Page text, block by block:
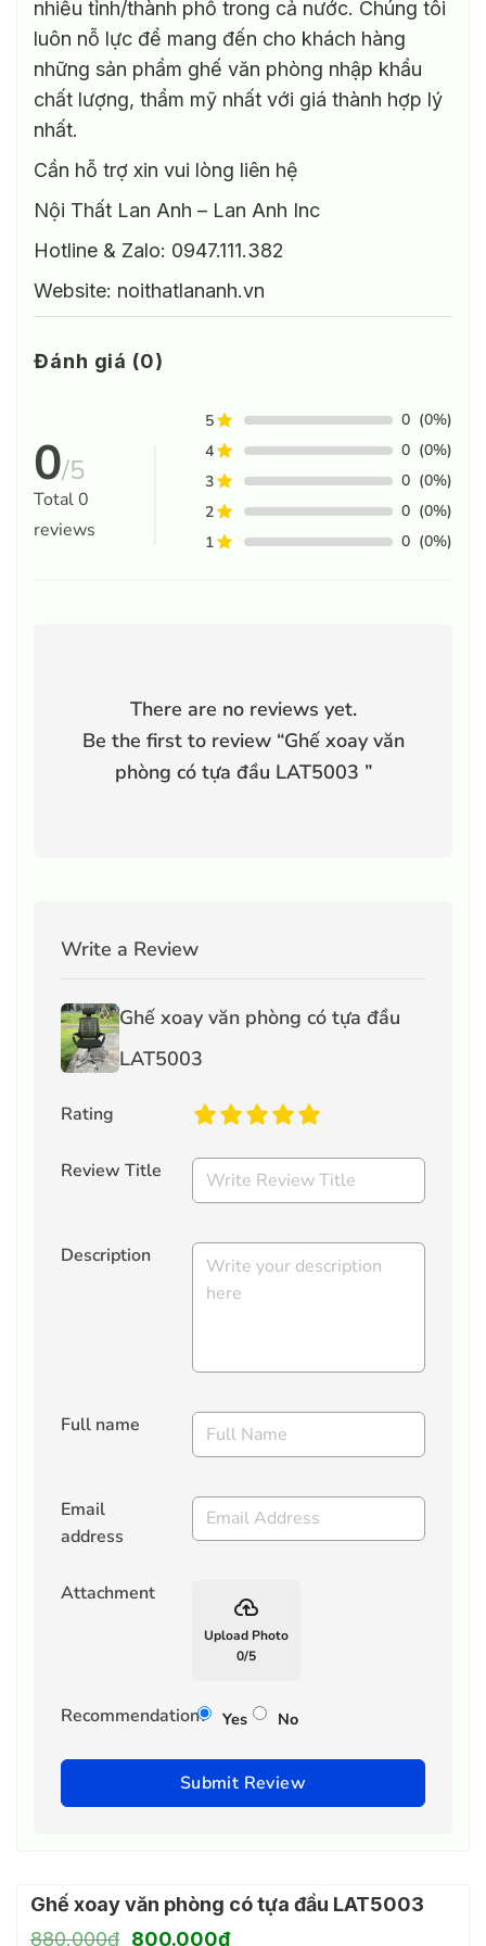
nhiều tỉnh/thành phố trong cả nước. Chúng tôi
luôn nỗ lực để mang đến cho khách hàng
những sản phẩm ghế văn phòng nhập khẩu
chất lượng, thẩm mỹ nhất với giá thành hợp lý
nhất.
Cần hỗ trợ xin vui lòng liên hệ
Nội Thất Lan Anh – Lan Anh Inc
Hotline & Zalo: 0947.111.382
Website: noithatlananh.vn
Đánh giá (0)
0/5
Total0
reviews
5 0 (0%)
4
0 (0%)
3
0 (0%)
2
0 (0%)
1
0 (0%)
There are no reviews yet.
Be the first to review “Ghế xoay văn
phòng có tựa đầu LAT5003 ”
Write a Review
Ghế xoay văn phòng có tựa đầu
LAT5003
Rating
Review Title
Description
Full name
Email
address
Attachment backup
Upload Photo
0/5
Recommendation? Yes No
Submit Review
Ghế xoay văn phòng có tựa đầu LAT5003
880.000₫ Giá
800.000₫Giá